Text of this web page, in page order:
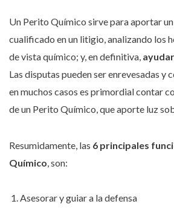
Un Perito Químico sirve para aportar
cualificado en un litigio, analizando los
de vista químico; y, en definitiva,
Las disputas pueden ser enrevesadas y
en muchos casos es primordial contar
de un Perito Químico, que aporte luz
Resumidamente, las 6 principales
Químico, son:
Asesorar y guiar a la defensa